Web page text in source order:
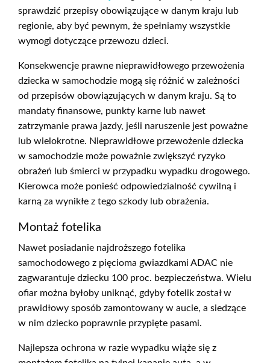
sprawdzić przepisy obowiązujące w danym kraju lub
regionie, aby być pewnym, że spełniamy wszystkie
wymogi dotyczące przewozu dzieci.
Konsekwencje prawne nieprawidłowego przewożenia
dziecka w samochodzie mogą się różnić w zależności
od przepisów obowiązujących w danym kraju. Są to
mandaty finansowe, punkty karne lub nawet
zatrzymanie prawa jazdy, jeśli naruszenie jest poważne
lub wielokrotne. Nieprawidłowe przewożenie dziecka
w samochodzie może poważnie zwiększyć ryzyko
obrażeń lub śmierci w przypadku wypadku drogowego.
Kierowca może ponieść odpowiedzialność cywilną i
karną za wynikłe z tego szkody lub obrażenia.
Montaż fotelika
Nawet posiadanie najdroższego fotelika
samochodowego z pięcioma gwiazdkami ADAC nie
zagwarantuje dziecku 100 proc. bezpieczeństwa. Wielu
ofiar można byłoby uniknąć, gdyby fotelik został w
prawidłowy sposób zamontowany w aucie, a siedzące
w nim dziecko poprawnie przypięte pasami.
Najlepsza ochrona w razie wypadku wiąże się z